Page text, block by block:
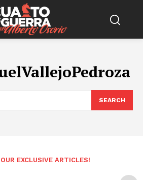
SEARCH
EXCLUSIVE ARTICLES!